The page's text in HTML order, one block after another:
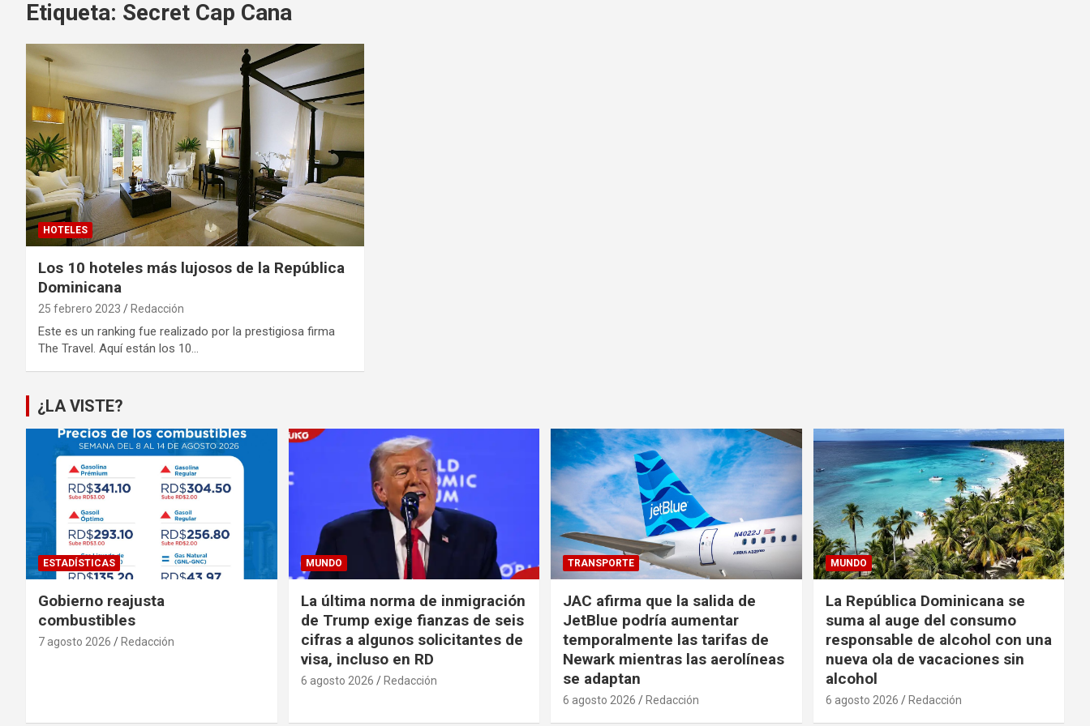
Etiqueta: Secret Cap Cana
HOTELES
Los 10 hoteles más lujosos de la República
Dominicana
25 febrero 2023 Redacción
Este es un ranking fue realizado por la prestigiosa firma
The Travel. Aquí están los 10…
¿LA VISTE?
ESTADÍSTICAS
Gobierno reajusta
combustibles
7 agosto 2026 Redacción
MUNDO
La última norma de inmigración
de Trump exige fianzas de seis
cifras a algunos solicitantes de
visa, incluso en RD
6 agosto 2026 Redacción
TRANSPORTE
JAC afirma que la salida de
JetBlue podría aumentar
temporalmente las tarifas de
Newark mientras las aerolíneas
se adaptan
6 agosto 2026 Redacción
MUNDO
La República Dominicana se
suma al auge del consumo
responsable de alcohol con una
nueva ola de vacaciones sin
alcohol
6 agosto 2026 Redacción